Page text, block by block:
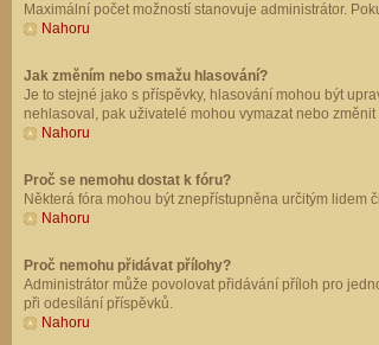
Maximální počet možností stanovuje administrátor.
Nahoru
Jak změním nebo smažu hlasování?
Je to stejné jako s příspěvky, hlasování mohou být
nehlasoval, pak uživatelé mohou vymazat nebo
Nahoru
Proč se nemohu dostat k fóru?
Některá fóra mohou být znepřístupněna určitým lidem
Nahoru
Proč nemohu přidávat přílohy?
Administrátor může povolovat přidávání příloh pro
při odesílání příspěvků.
Nahoru